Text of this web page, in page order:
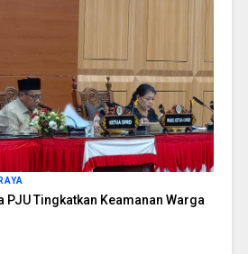
PJU Tingkatkan Keamanan Warga